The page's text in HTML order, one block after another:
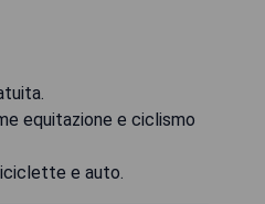
equitazione e ciclismo
e auto.